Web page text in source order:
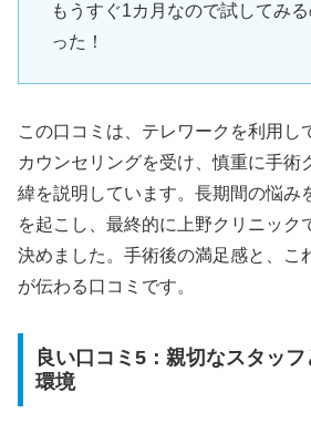
もうすぐ1カ月なので試してみ
った！
この口コミは、テレワークを利用し
カウンセリングを受け、慎重に手術
緯を説明しています。長期間の悩み
を起こし、最終的に上野クリニック
決めました。手術後の満足感と、こ
が伝わる口コミです。
良い口コミ5：親切なスタッ
環境